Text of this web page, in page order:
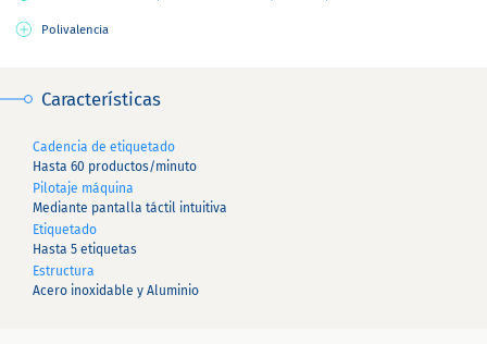
Polivalencia
Características
Cadencia de etiquetado
Hasta 60 productos/minuto
Pilotaje máquina
Mediante pantalla táctil intuitiva
Etiquetado
Hasta 5 etiquetas
Estructura
Acero inoxidable y Aluminio